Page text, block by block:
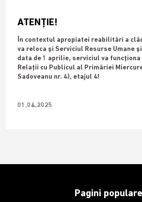
ATENȚIE!
În contextul apropiatei reabilitări a
va reloca și Serviciul Resurse Umane
data de 1 aprilie, serviciul va funcționa
Relații cu Publicul al Primăriei
Sadoveanu nr. 4), etajul 4!
01.04.2025
Pagini populare